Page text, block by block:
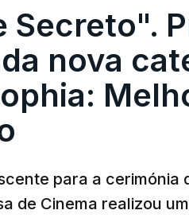
Secreto".
nova
para a cerimónia
de Cinema realizou